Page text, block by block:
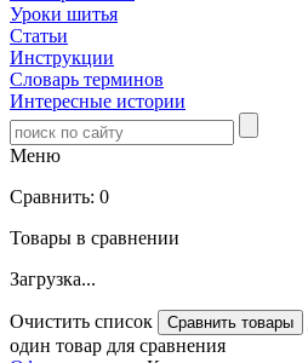
Уроки шитья
Статьи
Инструкции
Словарь терминов
Интересные истории
Меню
Сравнить: 0
Товары в сравнении
Загрузка...
Очистить список
один товар для сравнения